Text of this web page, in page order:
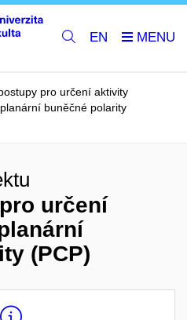
EN
pro určení aktivity
buněčné polarity
určení
(PCP)